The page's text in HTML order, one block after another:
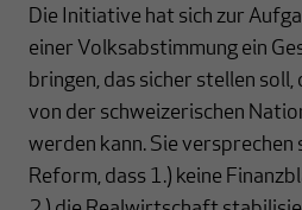
Die Initiative hat sich zur
einer Volksabstimmung ein
bringen, das sicher stellen soll,
von der schweizerischen
werden kann. Sie versprechen
Reform, dass 1.) keine